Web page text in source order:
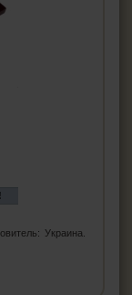
Украина.